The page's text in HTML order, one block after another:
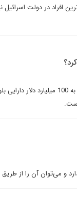
افراد در دولت اسرائیل
این روایت که ایران پس از رفع
و می‌توان آن را از